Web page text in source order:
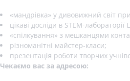
«мандрівка» у дивовижний світ
цікаві досліди в STEM-лабораторії
«спілкування» з мешканцями
різноманітні майстер-класи;
презентація роботи творчих
Чекаємо вас за адресою: